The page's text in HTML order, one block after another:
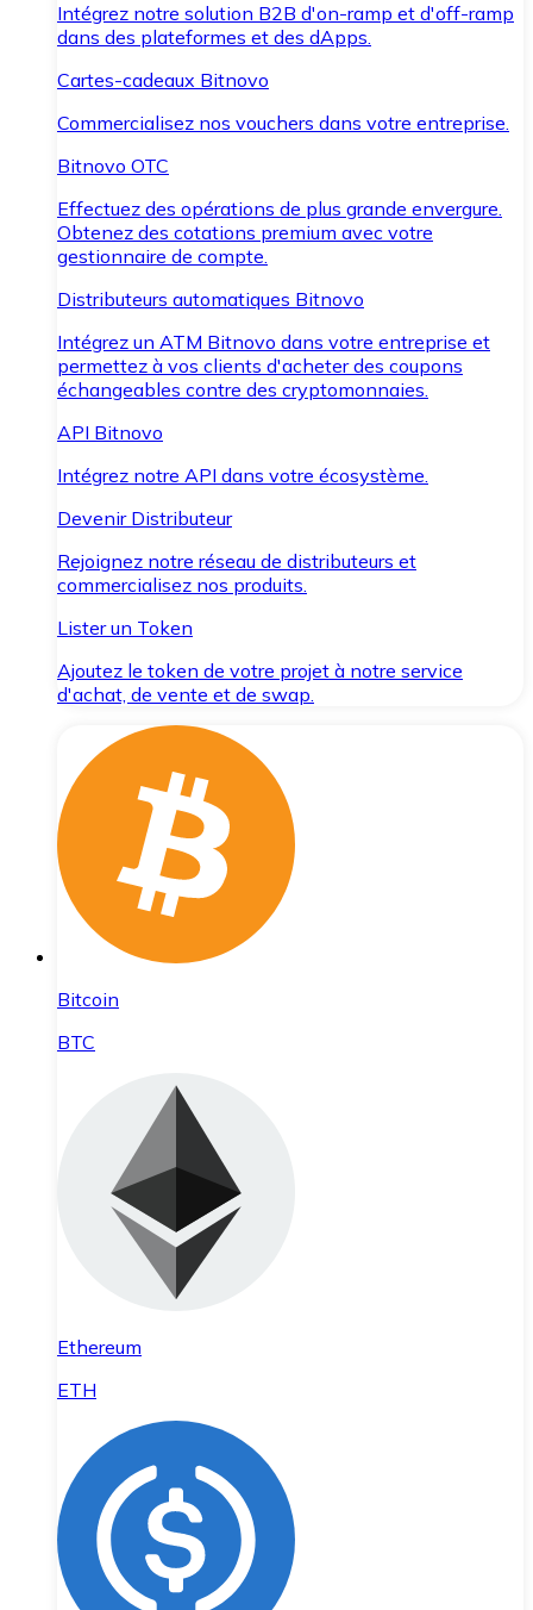
Intégrez notre solution B2B d'on-ramp et d'off-ramp
dans des plateformes et des dApps.
Cartes-cadeaux Bitnovo
Commercialisez nos vouchers dans votre entreprise.
Bitnovo OTC
Effectuez des opérations de plus grande envergure.
Obtenez des cotations premium avec votre
gestionnaire de compte.
Distributeurs automatiques Bitnovo
Intégrez un ATM Bitnovo dans votre entreprise et
permettez à vos clients d'acheter des coupons
échangeables contre des cryptomonnaies.
API Bitnovo
Intégrez notre API dans votre écosystème.
Devenir Distributeur
Rejoignez notre réseau de distributeurs et
commercialisez nos produits.
Lister un Token
Ajoutez le token de votre projet à notre service
d'achat, de vente et de swap.
Bitcoin
BTC
Ethereum
ETH